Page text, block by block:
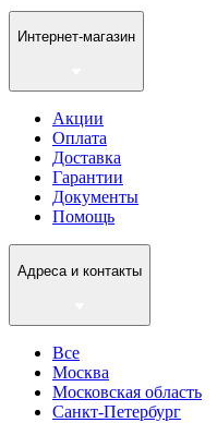
Интернет-магазин
Акции
Оплата
Доставка
Гарантии
Документы
Помощь
Адреса и контакты
Все
Москва
Московская область
Санкт-Петербург